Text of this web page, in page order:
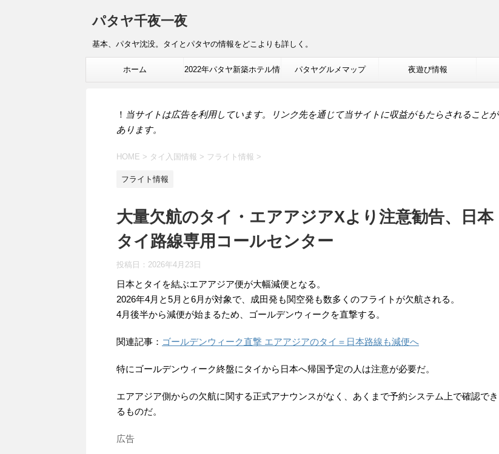
パタヤ千夜一夜
基本、パタヤ沈没。タイとパタヤの情報をどこよりも詳しく。
ホーム 2022年パタヤ新築ホテル情 パタヤグルメマップ 夜遊び情報
！ 当サイトは広告を利用しています。リンク先を通じて当サイトに収益がもたらされることが
あります。
HOME > タイ入国情報 > フライト情報 >
フライト情報
大量欠航のタイ・エアアジアXより注意勧告、日本
タイ路線専用コールセンター
投稿日： 2026年4月23日
日本とタイを結ぶエアアジア便が大幅減便となる。
2026年4月と5月と6月が対象で、成田発も関空発も数多くのフライトが欠航される。
4月後半から減便が始まるため、ゴールデンウィークを直撃する。
関連記事： ゴールデンウィーク直撃 エアアジアのタイ＝日本路線も減便へ
特にゴールデンウィーク終盤にタイから日本へ帰国予定の人は注意が必要だ。
エアアジア側からの欠航に関する正式アナウンスがなく、あくまで予約システム上で確認でき
るものだ。
広告